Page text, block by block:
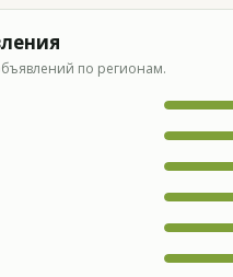
по регионам.